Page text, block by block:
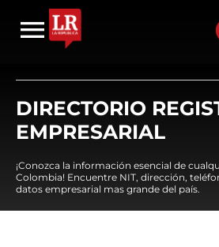
DIRECTORIO
EMPRESARIAL
¡Conozca la información esencial de
Colombia! Encuentre NIT, dirección,
datos empresarial mas grande del país.